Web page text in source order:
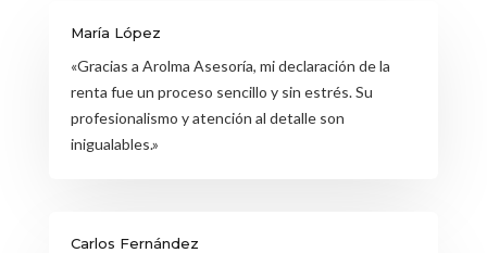
María López
«Gracias a Arolma Asesoría, mi declaración de la
renta fue un proceso sencillo y sin estrés. Su
profesionalismo y atención al detalle son
inigualables.»
Carlos Fernández